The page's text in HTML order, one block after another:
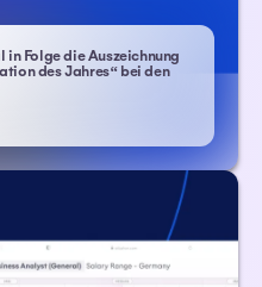
Folge die Auszeichnung
des Jahres“ bei den